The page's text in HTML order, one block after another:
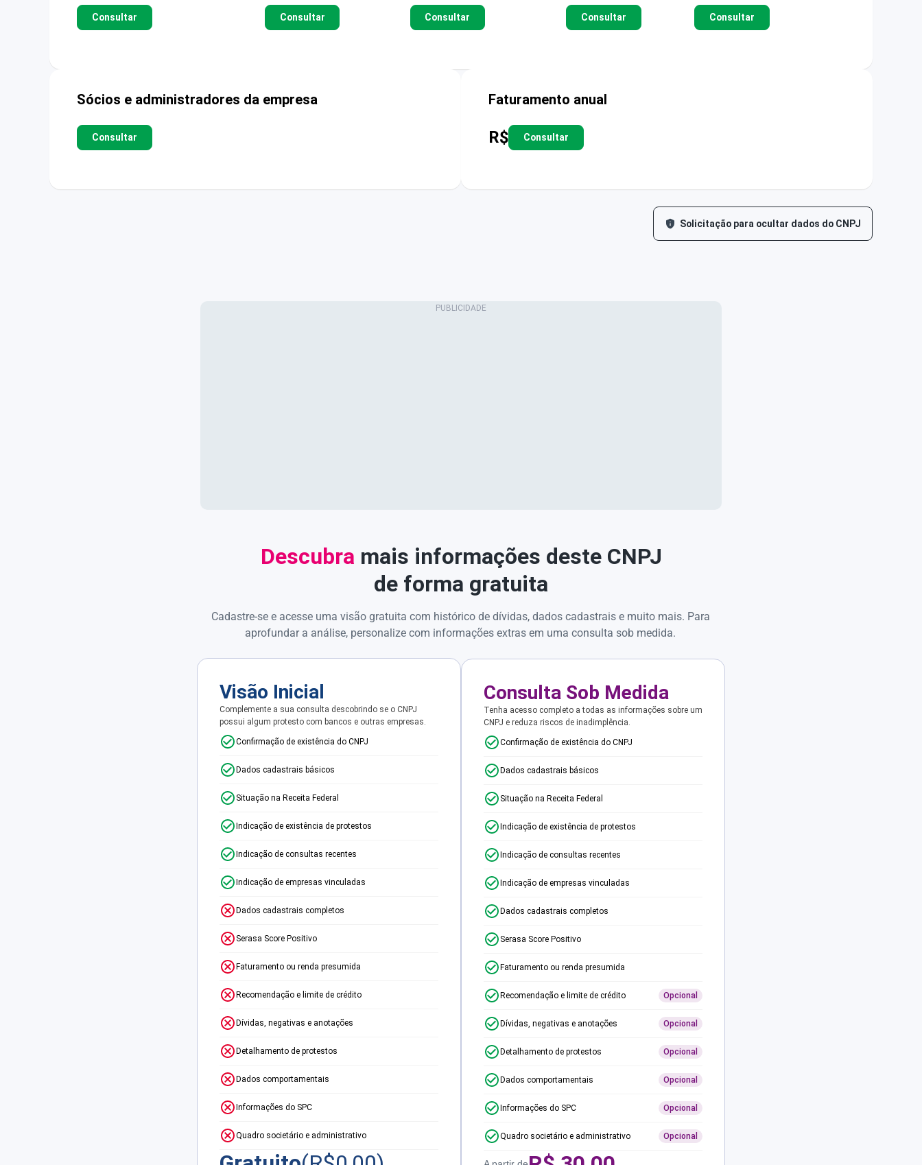
Consultar Consultar Consultar Consultar Consultar
Sócios e administradores da empresa
Consultar
Faturamento anual
R$ Consultar
Solicitação para ocultar dados do CNPJ
Descubra mais informações deste CNPJ
de forma gratuita
Cadastre-se e acesse uma visão gratuita com histórico de dívidas, dados cadastrais e muito mais. Para
aprofundar a análise, personalize com informações extras em uma consulta sob medida.
Visão Inicial
Complemente a sua consulta descobrindo se o CNPJ
possui algum protesto com bancos e outras empresas.
Confirmação de existência do CNPJ
Dados cadastrais básicos
Situação na Receita Federal
Indicação de existência de protestos
Indicação de consultas recentes
Indicação de empresas vinculadas
Dados cadastrais completos
Serasa Score Positivo
Faturamento ou renda presumida
Recomendação e limite de crédito
Dívidas, negativas e anotações
Detalhamento de protestos
Dados comportamentais
Informações do SPC
Quadro societário e administrativo
Consulta Sob Medida
Tenha acesso completo a todas as informações sobre um
CNPJ e reduza riscos de inadimplência.
Confirmação de existência do CNPJ
Dados cadastrais básicos
Situação na Receita Federal
Indicação de existência de protestos
Indicação de consultas recentes
Indicação de empresas vinculadas
Dados cadastrais completos
Serasa Score Positivo
Faturamento ou renda presumida
Recomendação e limite de crédito Opcional
Dívidas, negativas e anotações Opcional
Detalhamento de protestos Opcional
Dados comportamentais Opcional
Informações do SPC Opcional
Quadro societário e administrativo Opcional